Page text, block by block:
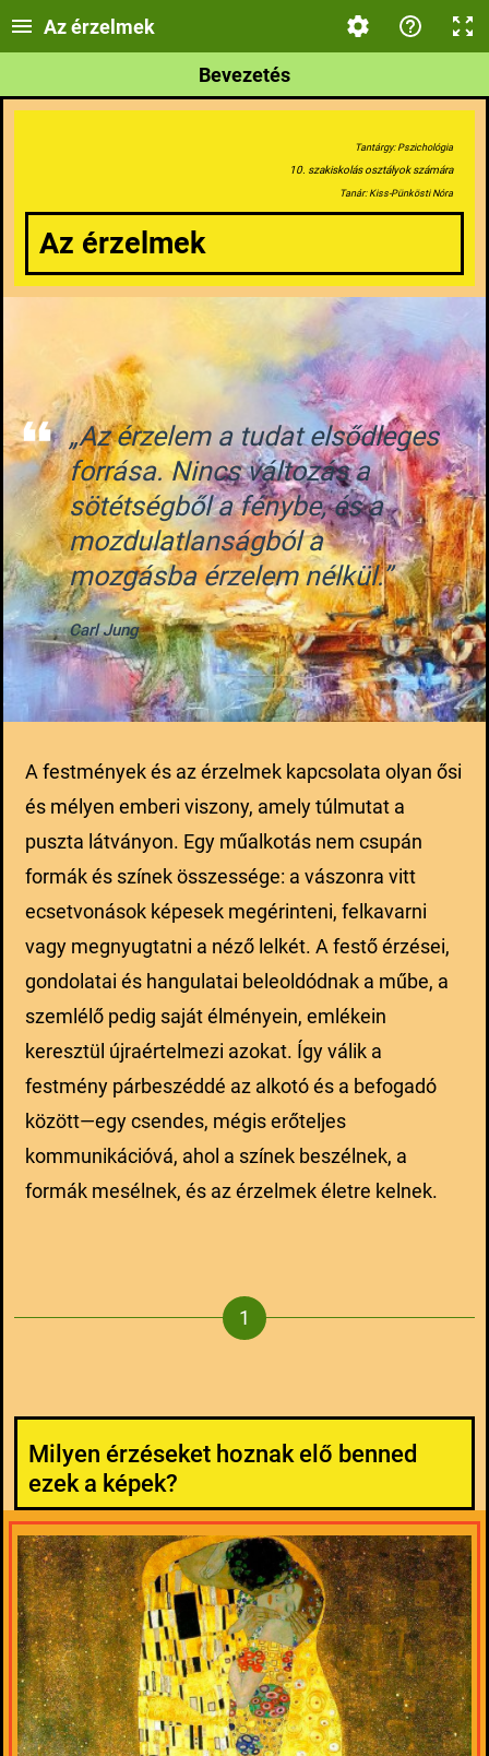
Az érzelmek
Bevezetés
Tantárgy: Pszichológia
10. szakiskolás osztályok számára
Tanár: Kiss-Pünkösti Nóra
Az érzelmek
„Az érzelem a tudat elsődleges
forrása. Nincs változás a
sötétségből a fénybe, és a
mozdulatlanságból a
mozgásba érzelem nélkül.”
Carl Jung
A festmények és az érzelmek kapcsolata olyan ősi
és mélyen emberi viszony, amely túlmutat a
puszta látványon. Egy műalkotás nem csupán
formák és színek összessége: a vászonra vitt
ecsetvonások képesek megérinteni, felkavarni
vagy megnyugtatni a néző lelkét. A festő érzései,
gondolatai és hangulatai beleoldódnak a műbe, a
szemlélő pedig saját élményein, emlékein
keresztül újraértelmezi azokat. Így válik a
festmény párbeszéddé az alkotó és a befogadó
között—egy csendes, mégis erőteljes
kommunikációvá, ahol a színek beszélnek, a
formák mesélnek, és az érzelmek életre kelnek.
Milyen érzéseket hoznak elő benned
ezek a képek?